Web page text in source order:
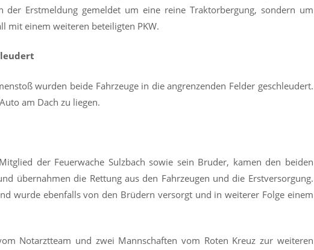
der Erstmeldung gemeldet um eine reine Traktorbergung, sondern um
mit einem weiteren beteiligten PKW.
wurden beide Fahrzeuge in die angrenzenden Felder geschleudert.
am Dach zu liegen.
der Feuerwache Sulzbach sowie sein Bruder, kamen den beiden
übernahmen die Rettung aus den Fahrzeugen und die Erstversorgung.
wurde ebenfalls von den Brüdern versorgt und in weiterer Folge einem
Notarztteam und zwei Mannschaften vom Roten Kreuz zur weiteren